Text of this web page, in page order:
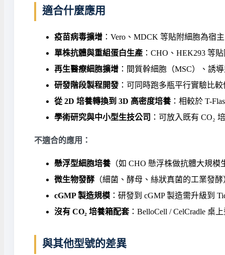
適合什麼應用
疫苗病毒擴增 ：Vero、MDCK 等貼附細胞為宿
單株抗體與重組蛋白生產 ：CHO、HEK293 等
再生醫療細胞擴增 ：間質幹細胞（MSC）、誘
研發階段製程開發 ：可同時跑多瓶平行實驗比
從 2D 培養轉換到 3D 高密度培養 ：相較於 T-
學術研究與中小型生技公司 ：可放入既有 CO₂
不適合的應用：
懸浮型細胞培養 （如 CHO 懸浮株做抗體大規
微生物發酵 （細菌、酵母、絲狀真菌的工業發
cGMP 製造規模 ：研發到 cGMP 製造需升級到
沒有 CO₂ 培養箱配套：BelloCell / CelCradle 桌
與其他型號的差異